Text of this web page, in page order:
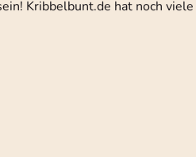
Kribbelbunt.de hat noch viele